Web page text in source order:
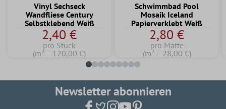
Vinyl Sechseck
Wandfliese Century
Selbstklebend Weiß
2,40 €
pro Stück
(m² = 120,00 €)
Schwimmbad Pool
Mosaik Iceland
Papierverklebt Weiß
2,80 €
pro Matte
(m² = 28,00 €)
Newsletter abonnieren